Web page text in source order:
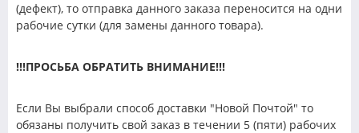
(дефект), то отправка данного заказа переносится на одни
рабочие сутки (для замены данного товара).
!!!ПРОСЬБА ОБРАТИТЬ ВНИМАНИЕ!!!
Если Вы выбрали способ доставки "Новой Почтой" то
обязаны получить свой заказ в течении 5 (пяти) рабочих